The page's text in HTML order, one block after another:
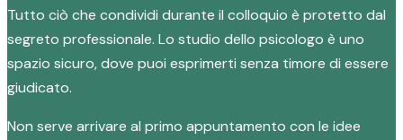
Tutto ciò che condividi durante il colloquio è protetto dal
segreto professionale. Lo studio dello psicologo è uno
spazio sicuro, dove puoi esprimerti senza timore di essere
giudicato.
Non serve arrivare al primo appuntamento con le idee